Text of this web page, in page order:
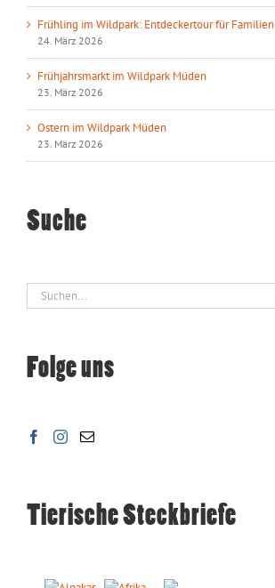
Frühling im Wildpark: Entdeckertour für Familien
24. März 2026
Frühjahrsmarkt im Wildpark Müden
23. März 2026
Ostern im Wildpark Müden
23. März 2026
Suche
Suche
nach:
Folge uns
Tierische Steckbriefe